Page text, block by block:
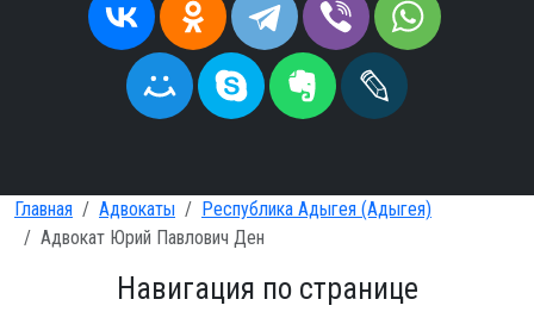
Главная Адвокаты
Республика Адыгея (Адыгея)
Адвокат Юрий Павлович Ден
Навигация по странице